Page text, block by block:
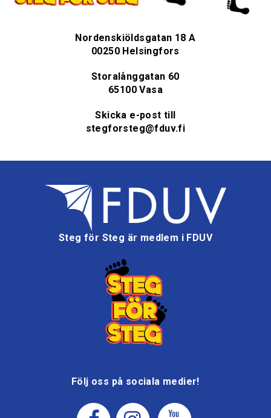
Nordenskiöldsgatan 18 A
00250 Helsingfors
Storalånggatan 60
65100 Vasa
Skicka e-post till
stegforsteg@fduv.fi
Steg för Steg är medlem i FDUV
Följ oss på sociala medier!